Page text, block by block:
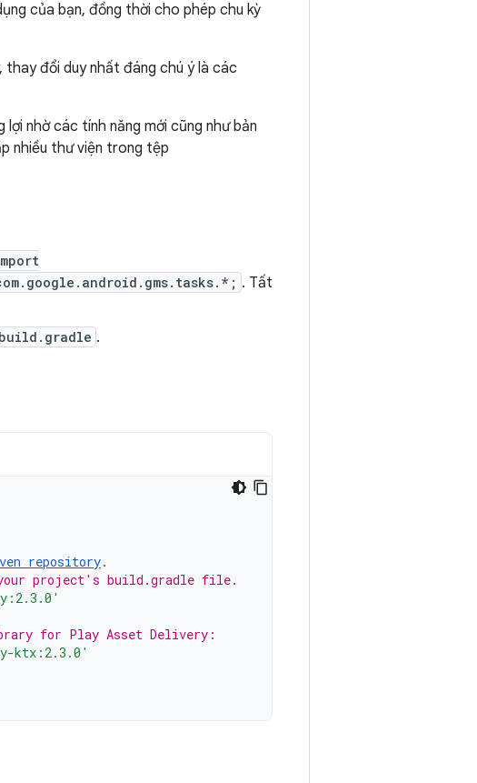
của bạn, đồng thời cho phép chu kỳ
thay đổi duy nhất đáng chú ý là các
nhờ các tính năng mới cũng như bản
nhiều thư viện trong tệp
. Tất
build.gradle .
repository.
project's build.gradle file.
for Play Asset Delivery:
ktx:2.3.0'